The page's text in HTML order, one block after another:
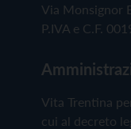
Via Monsignor
P.IVA e C.F.
Vita Trentina
cui al decreto